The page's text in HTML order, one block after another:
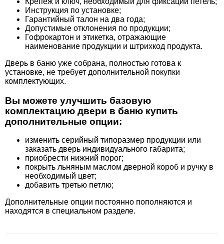
Инструкция по установке;
Гарантийный талон на два года;
Допустимые отклонения по продукции;
Гофрокартон и этикетка, отражающие
наименование продукции и штрихкод продукта.
Дверь в баню уже собрана, полностью готова к
установке, не требует дополнительной покупки
комплектующих.
Вы можете улучшить базовую
комплектацию двери в баню купить
дополнительные опции:
изменить серийный типоразмер продукции или
заказать дверь индивидуального габарита;
приобрести нижний порог;
покрыть льняным маслом дверной короб и ручку в
необходимый цвет;
добавить третью петлю;
Дополнительные опции постоянно пополняются и
находятся в специальном разделе.